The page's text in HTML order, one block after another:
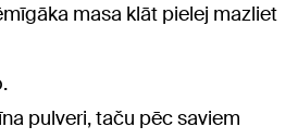
masa klāt pielej mazliet
pulveri, taču pēc saviem